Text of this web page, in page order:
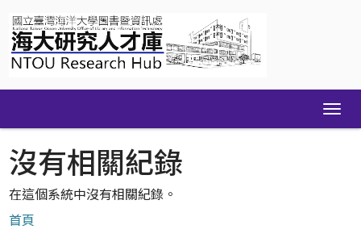
navigation
沒有相關紀錄
在這個系統中沒有相關紀錄。
首頁